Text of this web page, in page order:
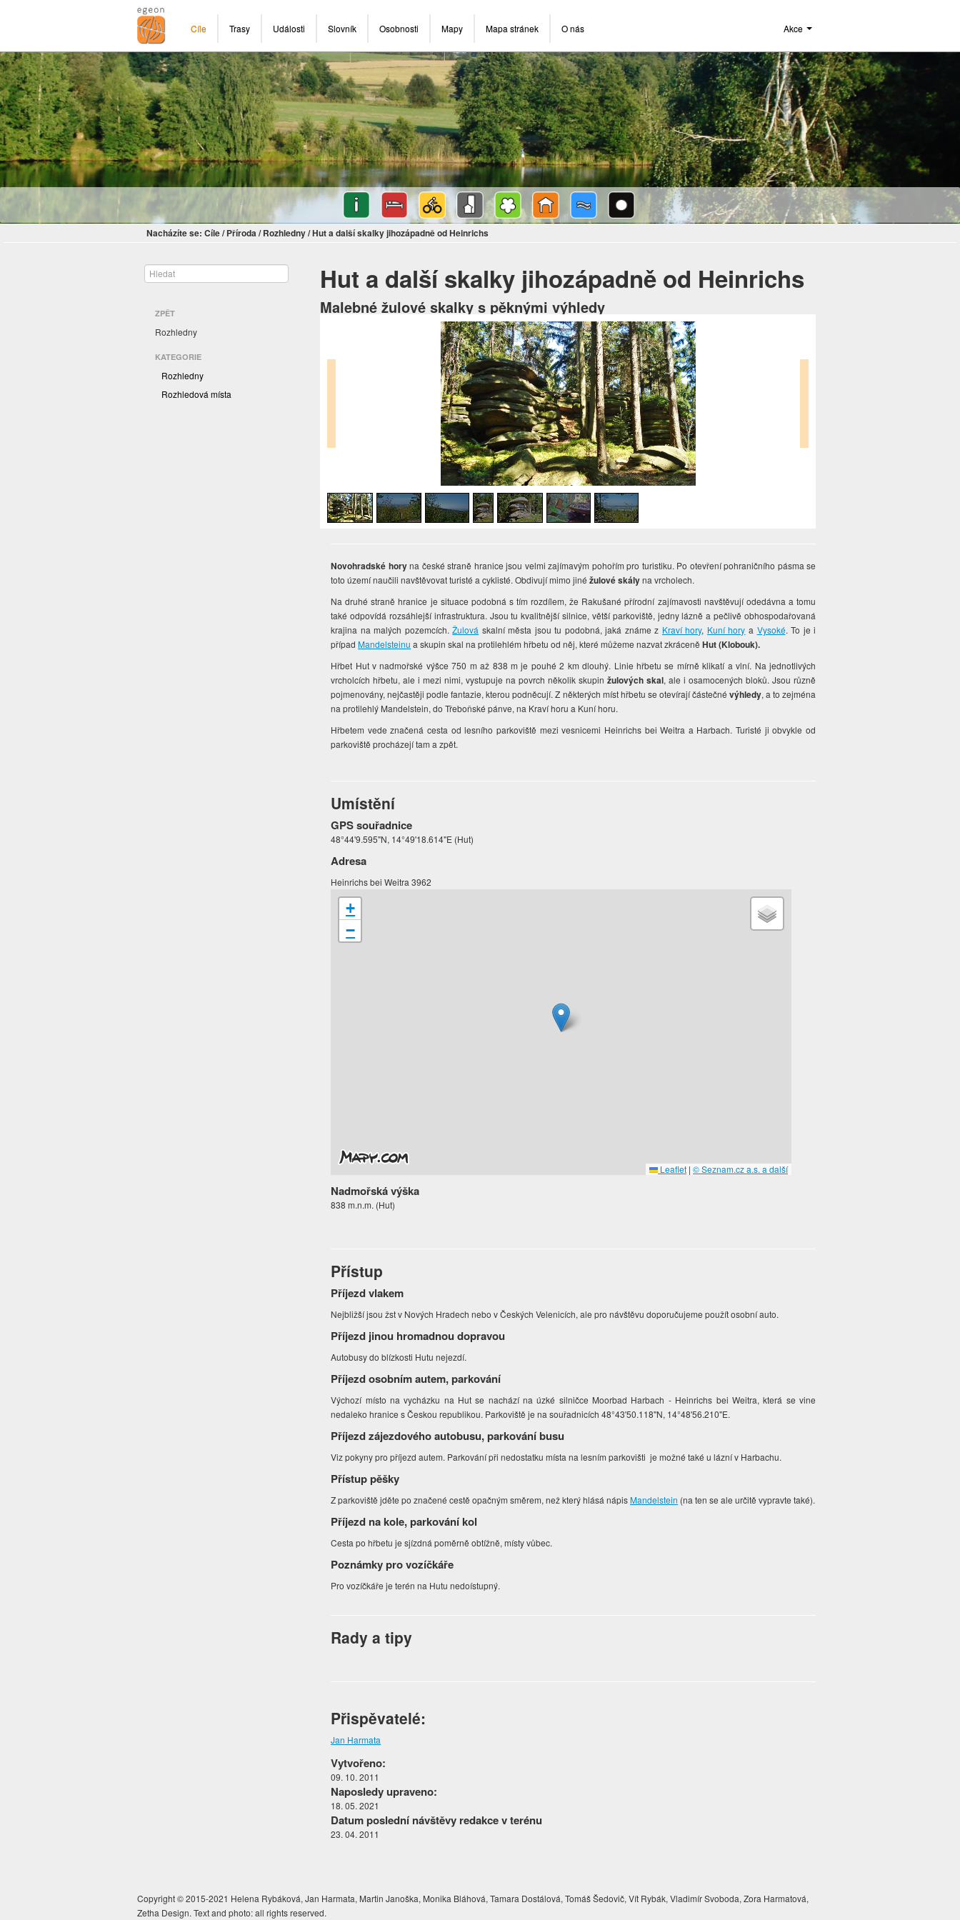
Cíle Trasy Události Slovník Osobnosti Mapy Mapa stránek O nás Akce
Nacházíte se: Cíle/ Příroda/ Rozhledny/Hut a další skalky jihozápadně od Heinrichs
ZPĚT
Rozhledny
KATEGORIE
Rozhledny
Rozhledová místa
Hut a další skalky jihozápadně od Heinrichs
Malebné žulové skalky s pěknými výhledy
Novohradské horyna české straně hranice jsou velmi zajímavým pohořím pro turistiku. Po otevření pohraničního pásma se
toto území naučili navštěvovat turisté a cyklisté. Obdivují mimo jinéžulové skályna vrcholech.
Na druhé straně hranice je situace podobná s tím rozdílem, že Rakušané přírodní zajímavosti navštěvují odedávna a tomu
také odpovídá rozsáhlejší infrastruktura. Jsou tu kvalitnější silnice, větší parkoviště, jedny lázně a pečlivě obhospodařovaná
krajina na malých pozemcích.Žulová skalní města jsou tu podobná, jaká známe z Kraví hory, Kuní hory a Vysoké. To je i
případMandelsteinu a skupin skal na protilehlém hřbetu od něj, které můžeme nazvat zkráceněHut (Klobouk).
Hřbet Hut v nadmořské výšce 750 m až 838 m je pouhé 2 km dlouhý. Linie hřbetu se mírně klikatí a vlní. Na jednotlivých
vrcholcích hřbetu, ale i mezi nimi, vystupuje na povrch několik skupinžulových skal, ale i osamocených bloků. Jsou různě
pojmenovány, nejčastěji podle fantazie, kterou podněcují. Z některých míst hřbetu se otevírají částečné výhledy, a to zejména
na protilehlý Mandelstein, do Třeboňské pánve, na Kraví horu a Kuní horu.
Hřbetem vede značená cesta od lesního parkoviště mezi vesnicemi Heinrichs bei Weitra a Harbach. Turisté ji obvykle od
parkoviště procházejí tam a zpět.
Umístění
GPS souřadnice
48°44'9.595"N, 14°49'18.614"E (Hut)
Adresa
Heinrichs bei Weitra 3962
+
−
Leaflet | © Seznam.cz a.s. a další
Nadmořská výška
838 m.n.m. (Hut)
Přístup
Příjezd vlakem
Nejbližší jsou žst v Nových Hradech nebo v Českých Velenicích, ale pro návštěvu doporučujeme použít osobní auto.
Příjezd jinou hromadnou dopravou
Autobusy do blízkosti Hutu nejezdí.
Příjezd osobním autem, parkování
Výchozí místo na vycházku na Hut se nachází na úzké silničce Moorbad Harbach - Heinrichs bei Weitra, která se vine
nedaleko hranice s Českou republikou. Parkoviště je na souřadnicích 48°43'50.118"N, 14°48'56.210"E.
Příjezd zájezdového autobusu, parkování busu
Viz pokyny pro příjezd autem. Parkování při nedostatku místa na lesním parkovišti je možné také u lázní v Harbachu.
Přístup pěšky
Z parkoviště jděte po značené cestě opačným směrem, než který hlásá nápisMandelstein (na ten se ale určitě vypravte také).
Příjezd na kole, parkování kol
Cesta po hřbetu je sjízdná poměrně obtížně, místy vůbec.
Poznámky pro vozíčkáře
Pro vozíčkáře je terén na Hutu nedoístupný.
Rady a tipy
Přispěvatelé:
Jan Harmata
Vytvořeno:
09. 10. 2011
Naposledy upraveno:
18. 05. 2021
Datum poslední návštěvy redakce v terénu
23. 04. 2011
Copyright © 2015-2021 Helena Rybáková, Jan Harmata, Martin Janoška, Monika Bláhová, Tamara Dostálová, Tomáš Šedovič, Vít Rybák, Vladimír Svoboda, Zora Harmatová,
Zetha Design. Text and photo: all rights reserved.